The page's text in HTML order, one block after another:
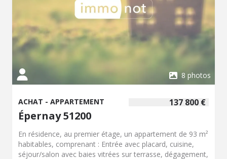
8 photos
137 800 €
ACHAT - APPARTEMENT
Épernay 51200
En résidence, au premier étage, un appartement de 93 m²
habitables, comprenant : Entrée avec placard, cuisine,
séjour/salon avec baies vitrées sur terrasse, dégagement,